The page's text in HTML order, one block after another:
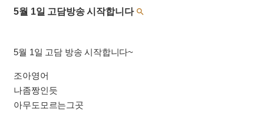
5월 1일 고담방송 시작합니다 
5월 1일 고담 방송 시작합니다~
조아영어
나좀짱인듯
아무도모르는그곳